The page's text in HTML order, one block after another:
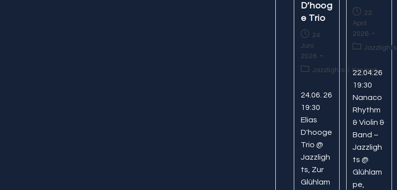
D’hoog
e Trio
Beitrag
veröffentlicht:
24.
Juni
2026
Beitrags-
Jazzlights / Konzert
24.06. 26
19:30
Elias
D'hooge
Trio @
Jazzligh
ts, Zur
Glühlam
Beitrag
veröffentlicht:
22.
April
2026
Beitrags-
Jazzlights
22.04.26
19:30
Nanaco
Rhythm
& Violin &
Band –
Jazzligh
ts @
Glühlam
pe,